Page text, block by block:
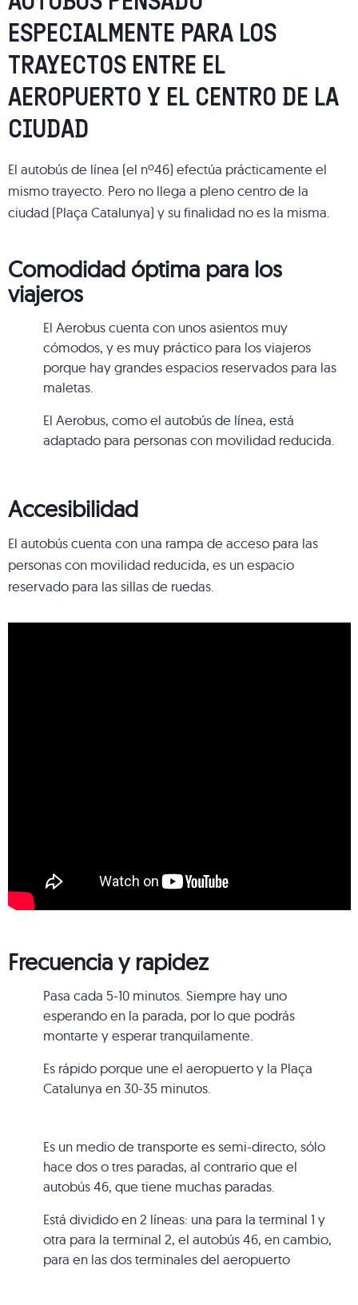
ESPECIALMENTE PARA LOS
TRAYECTOS ENTRE EL
AEROPUERTO Y EL CENTRO DE LA
CIUDAD
El autobús de línea (el nº46) efectúa prácticamente el
mismo trayecto. Pero no llega a pleno centro de la
ciudad (Plaça Catalunya) y su finalidad no es la misma.
Comodidad óptima para los
viajeros
El Aerobus cuenta con unos asientos muy
cómodos, y es muy práctico para los viajeros
porque hay grandes espacios reservados para las
maletas.
El Aerobus, como el autobús de línea, está
adaptado para personas con movilidad reducida.
Accesibilidad
El autobús cuenta con una rampa de acceso para las
personas con movilidad reducida, es un espacio
reservado para las sillas de ruedas.
Frecuencia y rapidez
Pasa cada 5-10 minutos. Siempre hay uno
esperando en la parada, por lo que podrás
montarte y esperar tranquilamente.
Es rápido porque une el aeropuerto y la Plaça
Catalunya en 30-35 minutos.
Es un medio de transporte es semi-directo, sólo
hace dos o tres paradas, al contrario que el
autobús 46, que tiene muchas paradas.
Está dividido en 2 líneas: una para la terminal 1 y
otra para la terminal 2, el autobús 46, en cambio,
para en las dos terminales del aeropuerto